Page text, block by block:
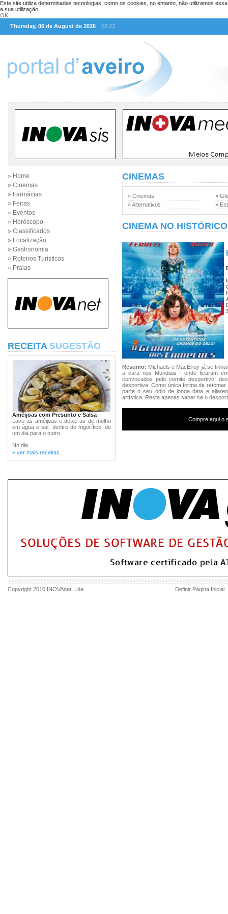
Este site utiliza determinadas tecnologias, como os cookies, no entanto, não utilizamos
a sua utilização.
OK
Thursday, 06 de August de 2026
08:23
» Home
» Cinemas
» Farmácias
» Feiras
» Eventos
» Horóscopo
» Classificados
» Localização
» Gastronomia
» Roteiros Turísticos
» Praias
RECEITA SUGESTÃO
Amêijoas com Presunto e Salsa
Lave as amêijoas e deixe-as de molho
em água e sal, dentro do frigorífico, de
um dia para o outro.
No dia ...
» ver mais receitas
CINEMAS
» Cinemas
» Alternativos
»
»
CINEMA NO HISTÓRICO
Resumo: Michaels e MacElroy já se
a cara nos Mundiais - onde ficaram
convocados pelo comité desportivo,
desportiva. Como única forma de
parte o seu ódio de longa data e
artística. Resta apenas saber se o
Compre aqui o
Copyright 2010 INOVAnet , Lda. Definir Página Inicial